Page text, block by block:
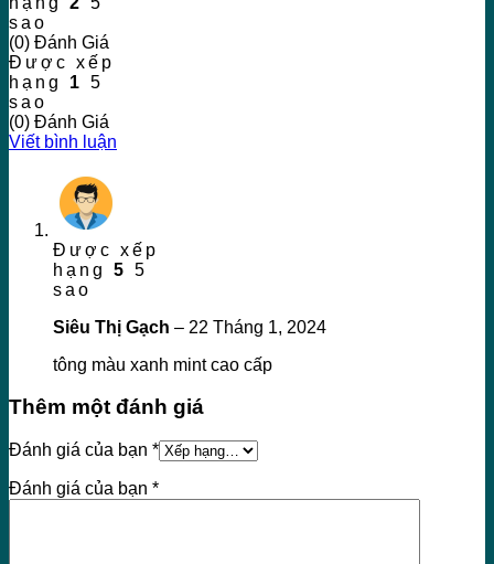
sao
(0) Đánh Giá
Được xếp
hạng 1 5
sao
(0) Đánh Giá
Viết bình luận
Được xếp
hạng 5 5
sao
Siêu Thị Gạch – 22 Tháng 1, 2024
tông màu xanh mint cao cấp
Thêm một đánh giá
Đánh giá của bạn *
Đánh giá của bạn *